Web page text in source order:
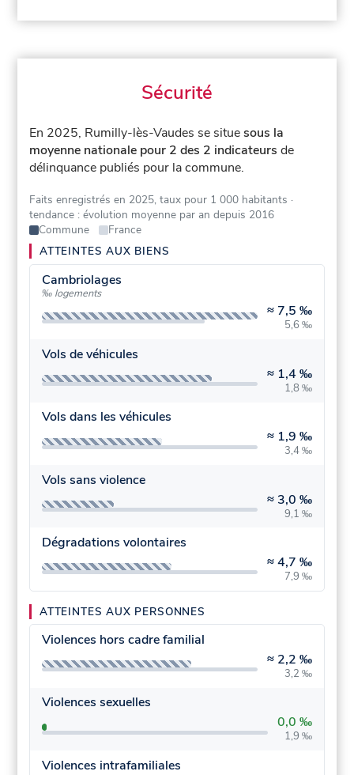
Sécurité
En 2025, Rumilly-lès-Vaudes se situesous la
moyenne nationale pour 2 des 2 indicateurs de
délinquance publiés pour la commune.
Faits enregistrés en 2025, taux pour 1 000 habitants ·
tendance : évolution moyenne par an depuis 2016
Commune
France
ATTEINTES AUX BIENS
Cambriolages
‰ logements
≈ 7,5 ‰
5,6 ‰
Vols de véhicules
≈ 1,4 ‰
1,8 ‰
Vols dans les véhicules
≈ 1,9 ‰
3,4 ‰
Vols sans violence
≈ 3,0 ‰
9,1 ‰
Dégradations volontaires
≈4,7 ‰
7,9 ‰
ATTEINTES AUX PERSONNES
Violences hors cadre familial
≈ 2,2 ‰
3,2 ‰
Violences sexuelles
0,0 ‰
1,9 ‰
Violences intrafamiliales